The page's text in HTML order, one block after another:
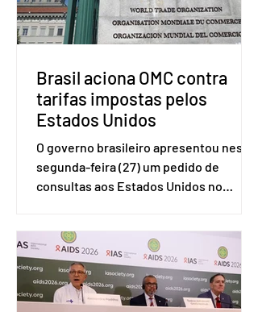
Brasil aciona OMC contra
tarifas impostas pelos
Estados Unidos
O governo brasileiro apresentou nesta
segunda-feira (27) um pedido de
consultas aos Estados Unidos no
(OMC), contestando duas medidas
tarifárias adotadas pelo país norte-
americano com base na Seção 301 da
Lei de Comércio de 1974. Segundo nota